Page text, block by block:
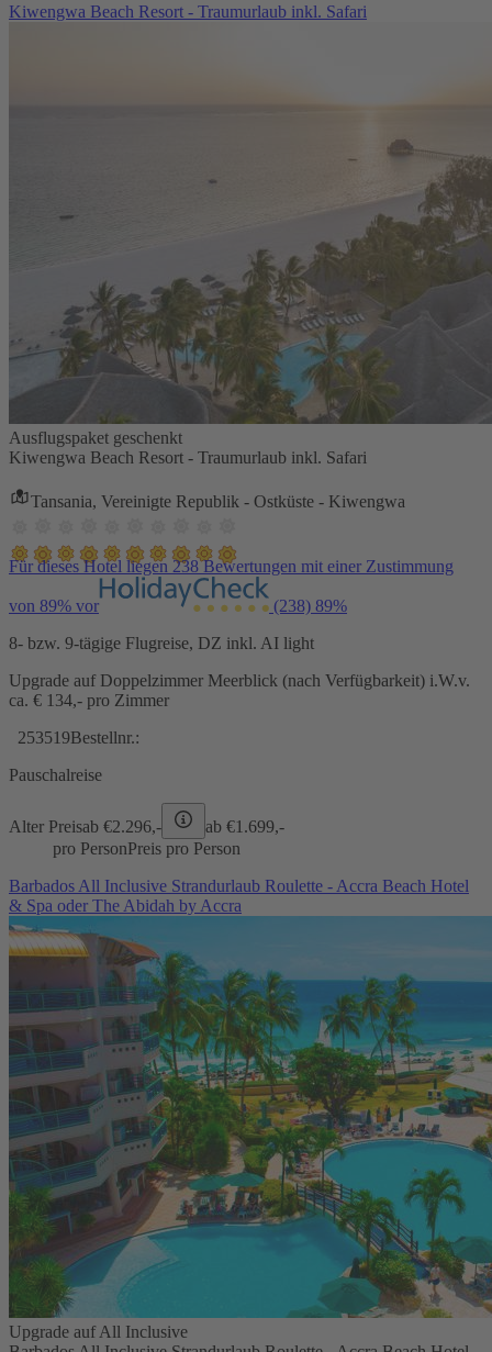
Kiwengwa Beach Resort - Traumurlaub inkl. Safari
Ausflugspaket geschenkt
Kiwengwa Beach Resort - Traumurlaub inkl. Safari
Tansania, Vereinigte Republik - Ostküste - Kiwengwa
Für dieses Hotel liegen 238 Bewertungen mit einer Zustimmung
von 89% vor (238) 89%
8- bzw. 9-tägige Flugreise, DZ inkl. AI light
Upgrade auf Doppelzimmer Meerblick (nach Verfügbarkeit) i.W.v.
ca. € 134,- pro Zimmer
253519Bestellnr.:
Pauschalreise
Alter Preisab €2.296,- ab €1.699,-
pro PersonPreis pro Person
Barbados All Inclusive Strandurlaub Roulette - Accra Beach Hotel
& Spa oder The Abidah by Accra
Upgrade auf All Inclusive